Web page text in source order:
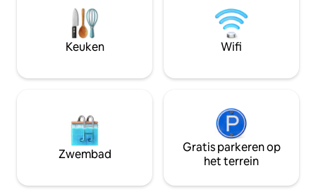
gratis parkeergelegenheid op eigen
terrein en wifi. Gastvrijheid van ons
personeel zal je laten genieten van je
verblijf in onze mooi ingerichte en goed
en een
airconditioning
kamer. 2
bergen en de
waar je graag
Keuken Wifi
Zwembad
Gratis parkeren op
het terrein